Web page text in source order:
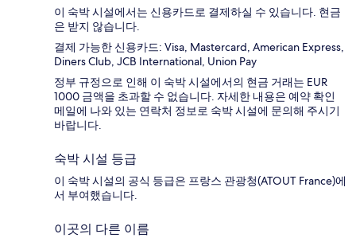
이 숙박 시설에서는 신용카드로 결제하실 수 있습니다. 현금
은 받지 않습니다.
결제 가능한 신용카드: Visa, Mastercard, American Express,
Diners Club, JCB International, Union Pay
정부 규정으로 인해 이 숙박 시설에서의 현금 거래는 EUR
1000 금액을 초과할 수 없습니다. 자세한 내용은 예약 확인
메일에 나와 있는 연락처 정보로 숙박 시설에 문의해 주시기
바랍니다.
숙박 시설 등급
이 숙박 시설의 공식 등급은 프랑스 관광청(ATOUT France)에
서 부여했습니다.
이곳의 다른 이름